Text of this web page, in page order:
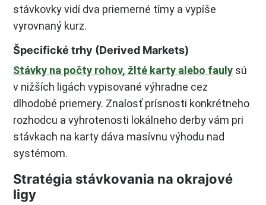
stávkovky vidí dva priemerné tímy a vypíše
vyrovnaný kurz.
Špecifické trhy (Derived Markets)
Stávky na počty rohov, žlté karty alebo fauly sú
v nižších ligách vypisované výhradne cez
dlhodobé priemery. Znalosť prísnosti konkrétneho
rozhodcu a vyhrotenosti lokálneho derby vám pri
stávkach na karty dáva masívnu výhodu nad
systémom.
Stratégia stávkovania na okrajové
ligy